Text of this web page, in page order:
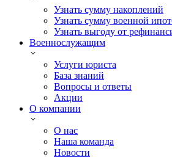
Узнать сумму накоплений
Узнать сумму военной
Узнать выгоду от
Военнослужащим
Услуги юриста
База знаний
Вопросы и ответы
Акции
О компании
О нас
Наша команда
Новости